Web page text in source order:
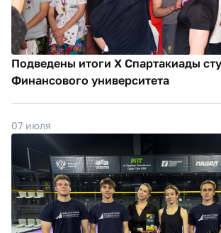
Подведены итоги X Спартакиады
Финансового университета
07 июля